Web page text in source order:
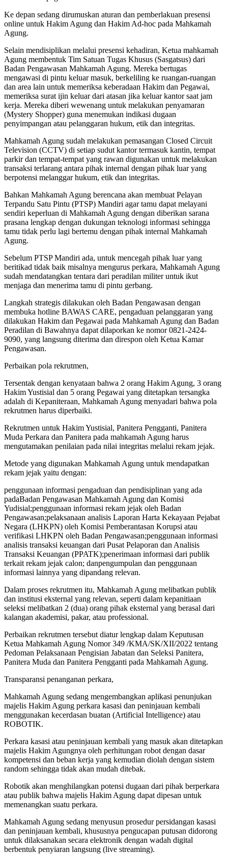
Ke depan sedang dirumuskan aturan dan pemberlakuan presensi
online untuk Hakim Agung dan Hakim Ad-hoc pada Mahkamah
Agung.
Selain mendisiplikan melalui presensi kehadiran, Ketua mahkamah
Agung membentuk Tim Satuan Tugas Khusus (Sasgatsus) dari
Badan Pengawasan Mahkamah Agung. Mereka bertugas
mengawasi di pintu keluar masuk, berkeliling ke ruangan-ruangan
dan area lain untuk memeriksa keberadaan Hakim dan Pegawai,
memeriksa surat ijin keluar dari atasan jika keluar kantor saat jam
kerja. Mereka diberi wewenang untuk melakukan penyamaran
(Mystery Shopper) guna menemukan indikasi dugaan
penyimpangan atau pelanggaran hukum, etik dan integritas.
Mahkamah Agung sudah melakukan pemasangan Closed Circuit
Television (CCTV) di setiap sudut kantor termasuk kantin, tempat
parkir dan tempat-tempat yang rawan digunakan untuk melakukan
transaksi terlarang antara pihak internal dengan pihak luar yang
berpotensi melanggar hukum, etik dan integritas.
Bahkan Mahkamah Agung berencana akan membuat Pelayan
Terpandu Satu Pintu (PTSP) Mandiri agar tamu dapat melayani
sendiri keperluan di Mahkamah Agung dengan diberikan sarana
prasana lengkap dengan dukungan teknologi informasi sehingga
tamu tidak perlu lagi bertemu dengan pihak internal Mahkamah
Agung.
Sebelum PTSP Mandiri ada, untuk mencegah pihak luar yang
beritikad tidak baik misalnya mengurus perkara, Mahkamah Agung
sudah mendatangkan tentara dari peradilan militer untuk ikut
menjaga dan menerima tamu di pintu gerbang.
Langkah strategis dilakukan oleh Badan Pengawasan dengan
membuka hotline BAWAS CARE, pengaduan pelanggaran yang
dilakukan Hakim dan Pegawai pada Mahkamah Agung dan Badan
Peradilan di Bawahnya dapat dilaporkan ke nomor 0821-2424-
9090, yang langsung diterima dan direspon oleh Ketua Kamar
Pengawasan.
Perbaikan pola rekrutmen,
Tersentak dengan kenyataan bahwa 2 orang Hakim Agung, 3 orang
Hakim Yustisial dan 5 orang Pegawai yang ditetapkan tersangka
adalah di Kepaniteraan, Mahkamah Agung menyadari bahwa pola
rekrutmen harus diperbaiki.
Rekrutmen untuk Hakim Yustisial, Panitera Pengganti, Panitera
Muda Perkara dan Panitera pada mahkamah Agung harus
mengutamakan penilaian pada nilai integritas melalui rekam jejak.
Metode yang digunakan Mahkamah Agung untuk mendapatkan
rekam jejak yaitu dengan:
penggunaan informasi pengaduan dan pendisiplinan yang ada
padaBadan Pengawasan Mahkamah Agung dan Komisi
Yudisial;penggunaan informasi rekam jejak oleh Badan
Pengawasan;pelaksanaan analisis Laporan Harta Kekayaan Pejabat
Negara (LHKPN) oleh Komisi Pemberantasan Korupsi atau
verifikasi LHKPN oleh Badan Pengawasan;penggunaan informasi
analisis transaksi keuangan dari Pusat Pelaporan dan Analisis
Transaksi Keuangan (PPATK);penerimaan informasi dari publik
terkait rekam jejak calon; danpengumpulan dan penggunaan
informasi lainnya yang dipandang relevan.
Dalam proses rekrutmen itu, Mahkamah Agung melibatkan publik
dan institusi eksternal yang relevan, seperti dalam kepanitiaan
seleksi melibatkan 2 (dua) orang pihak eksternal yang berasal dari
kalangan akademisi, pakar, atau professional.
Perbaikan rekrutmen tersebut diatur lengkap dalam Keputusan
Ketua Mahkamah Agung Nomor 349 /KMA/SK/XII/2022 tentang
Pedoman Pelaksanaan Pengisian Jabatan dan Seleksi Panitera,
Panitera Muda dan Panitera Pengganti pada Mahkamah Agung.
Transparansi penanganan perkara,
Mahkamah Agung sedang mengembangkan aplikasi penunjukan
majelis Hakim Agung perkara kasasi dan peninjauan kembali
menggunakan kecerdasan buatan (Artificial Intelligence) atau
ROBOTIK.
Perkara kasasi atau peninjauan kembali yang masuk akan ditetapkan
majelis Hakim Agungnya oleh perhitungan robot dengan dasar
kompetensi dan beban kerja yang kemudian diolah dengan sistem
random sehingga tidak akan mudah ditebak.
Robotik akan menghilangkan potensi dugaan dari pihak berperkara
atau publik bahwa majelis Hakim Agung dapat dipesan untuk
memenangkan suatu perkara.
Mahkamah Agung sedang menyusun prosedur persidangan kasasi
dan peninjauan kembali, khususnya pengucapan putusan didorong
untuk dilaksanakan secara elektronik dengan wadah digital
berbentuk penyiaran langsung (live streaming).